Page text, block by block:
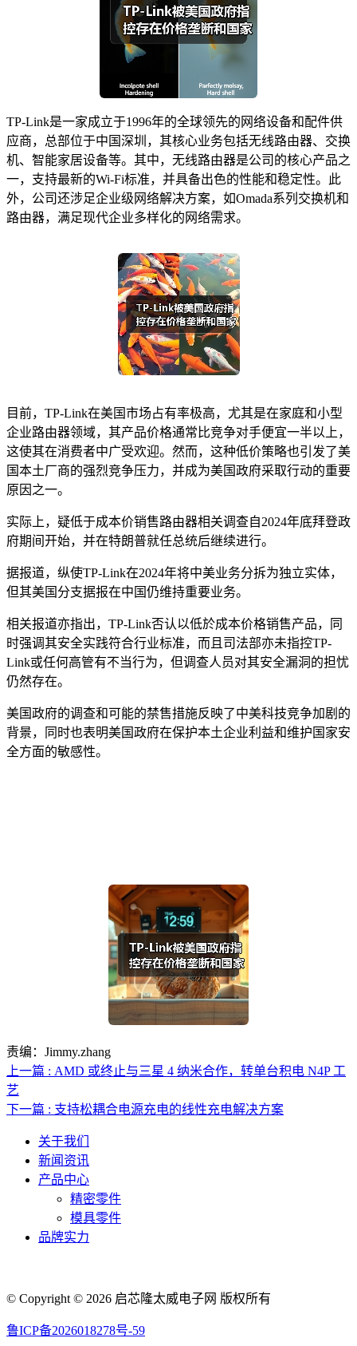
TP-Link是一家成立于1996年的全球领先的网络设备和配件供
应商，总部位于中国深圳，其核心业务包括无线路由器、交换
机、智能家居设备等。其中，无线路由器是公司的核心产品之
一，支持最新的Wi-Fi标准，并具备出色的性能和稳定性。此
外，公司还涉足企业级网络解决方案，如Omada系列交换机和
路由器，满足现代企业多样化的网络需求。
目前，TP-Link在美国市场占有率极高，尤其是在家庭和小型
企业路由器领域，其产品价格通常比竞争对手便宜一半以上，
这使其在消费者中广受欢迎。然而，这种低价策略也引发了美
国本土厂商的强烈竞争压力，并成为美国政府采取行动的重要
原因之一。
实际上，疑低于成本价销售路由器相关调查自2024年底拜登政
府期间开始，并在特朗普就任总统后继续进行。
据报道，纵使TP-Link在2024年将中美业务分拆为独立实体，
但其美国分支据报在中国仍维持重要业务。
相关报道亦指出，TP-Link否认以低於成本价格销售产品，同
时强调其安全实践符合行业标准，而且司法部亦未指控TP-
Link或任何高管有不当行为，但调查人员对其安全漏洞的担忧
仍然存在。
美国政府的调查和可能的禁售措施反映了中美科技竞争加剧的
背景，同时也表明美国政府在保护本土企业利益和维护国家安
全方面的敏感性。
责编：Jimmy.zhang
上一篇 : AMD 或终止与三星 4 纳米合作，转单台积电 N4P 工
艺
下一篇 : 支持松耦合电源充电的线性充电解决方案
关于我们
新闻资讯
产品中心
精密零件
模具零件
品牌实力
© Copyright © 2026 启芯隆太威电子网 版权所有
鲁ICP备2026018278号-59